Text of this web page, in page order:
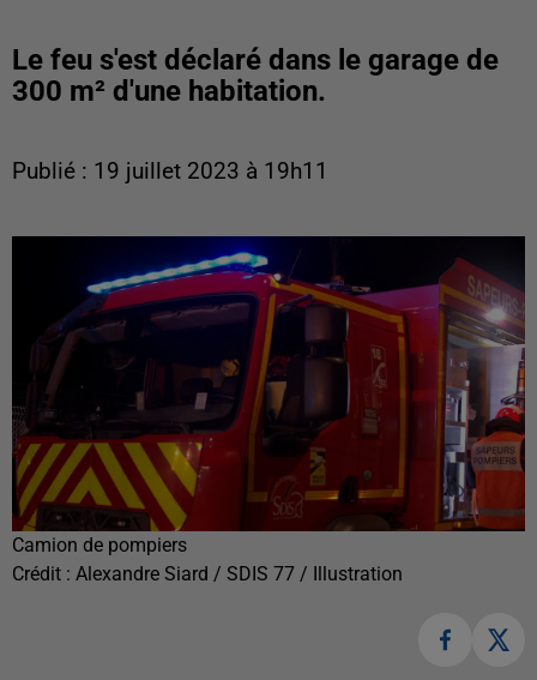
Le feu s'est déclaré dans le garage de
300 m² d'une habitation.
Publié : 19 juillet 2023 à 19h11
Camion de pompiers
Crédit : Alexandre Siard / SDIS 77 / Illustration